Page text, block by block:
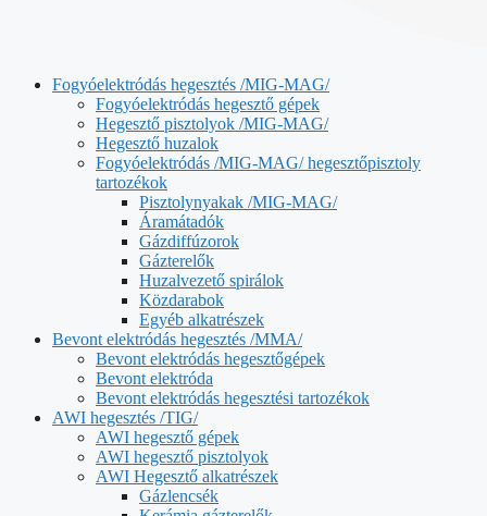
Fogyóelektródás hegesztés /MIG-MAG/
Fogyóelektródás hegesztő gépek
Hegesztő pisztolyok /MIG-MAG/
Hegesztő huzalok
Fogyóelektródás /MIG-MAG/ hegesztőpisztoly
tartozékok
Pisztolynyakak /MIG-MAG/
Áramátadók
Gázdiffúzorok
Gázterelők
Huzalvezető spirálok
Közdarabok
Egyéb alkatrészek
Bevont elektródás hegesztés /MMA/
Bevont elektródás hegesztőgépek
Bevont elektróda
Bevont elektródás hegesztési tartozékok
AWI hegesztés /TIG/
AWI hegesztő gépek
AWI hegesztő pisztolyok
AWI Hegesztő alkatrészek
Gázlencsék